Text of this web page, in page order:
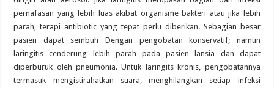
pernafasan yang lebih luas akibat organisme bakteri atau jika lebih
parah, terapi antibiotic yang tepat perlu diberikan. Sebagian besar
pasien dapat sembuh Dengan pengobatan konservatif; namun
laringitis cenderung lebih parah pada pasien lansia dan dapat
diperburuk oleh pneumonia. Untuk laringits kronis, pengobatannya
termasuk mengistirahatkan suara, menghilangkan setiap infeksi